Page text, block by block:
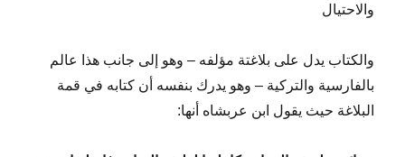
والاحتيال
والكتاب يدل على بلاغتة مؤلفه – وهو إلى جانب هذا عالم
بالفارسية والتركية – وهو يدرك بنفسه أن كتابه في قمة
البلاغة حيث يقول ابن عربشاه أنها: